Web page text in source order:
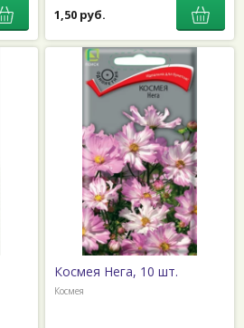
1,50 руб.
Космея Нега, 10 шт.
Космея